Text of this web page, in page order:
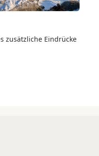
zusätzliche Eindrücke